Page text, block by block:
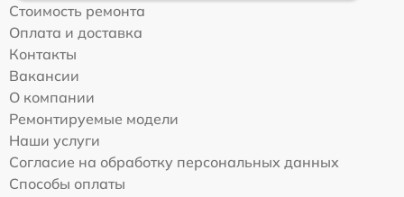
Стоимость ремонта
Оплата и доставка
Контакты
Вакансии
О компании
Ремонтируемые модели
Наши услуги
Согласие на обработку персональных данных
Способы оплаты